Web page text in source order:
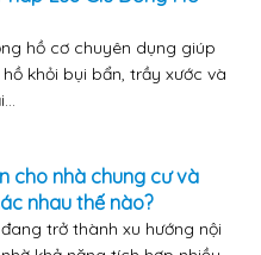
hồ cơ chuyên dụng giúp
khỏi bụi bẩn, trầy xước và
cho nhà chung cư và
nhau thế nào?
trở thành xu hướng nội